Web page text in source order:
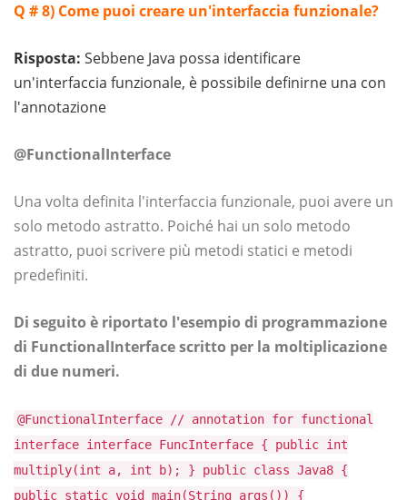
Q # 8) Come puoi creare un'interfaccia funzionale?
Risposta: Sebbene Java possa identificare
un'interfaccia funzionale, è possibile definirne una con
l'annotazione
@FunctionalInterface
Una volta definita l'interfaccia funzionale, puoi avere un
solo metodo astratto. Poiché hai un solo metodo
astratto, puoi scrivere più metodi statici e metodi
predefiniti.
Di seguito è riportato l'esempio di programmazione
di FunctionalInterface scritto per la moltiplicazione
di due numeri.
@FunctionalInterface // annotation for functional
interface interface FuncInterface { public int
multiply(int a, int b); } public class Java8 {
public static void main(String args()) {